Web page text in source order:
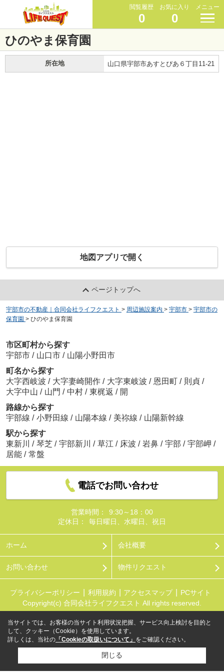
閲覧履歴
0
お気に入り
0
メニュー
ひのやま保育園
所在地 山口県宇部市あすとぴあ６丁目11-21
地図アプリで開く
ページトップへ
宇部市の不動産｜合同会社ライフクエスト > 周辺施設案内 > 宇部市 > 宇部市の
保育園 > ひのやま保育園
市区町村から探す
宇部市 / 山口市 / 山陽小野田市
町名から探す
大字西岐波 / 大字妻崎開作 / 大字東岐波 / 恩田町 / 則貞 /
大字中山 / 山門 / 中村 / 東梶返 / 開
路線から探す
宇部線 / 小野田線 / 山陽本線 / 美祢線 / 山陽新幹線
駅から探す
東新川
/ 琴芝 / 宇部新川 / 草江 / 床波 / 岩鼻 / 宇部 / 宇部岬 /
居能 / 常盤
電話でお問い合わせ
営業時間：
9:30～18：00
定休日：
毎日曜日、水曜日、祝日
ホーム 会社概要
お問い合わせ 物件リクエスト
プライバシーポリシー 利用規約 アクセスマップ
PCサイト
Copyright(c) 合同会社ライフクエスト All rights reserved.
当サイトでは、お客様の当サイト利用状況把握、サービス向上検討を目的と
して、クッキー（Cookie）を使用しています。
詳しくは、当社の 「Cookieの取扱いについて」 をご確認ください。
閉じる